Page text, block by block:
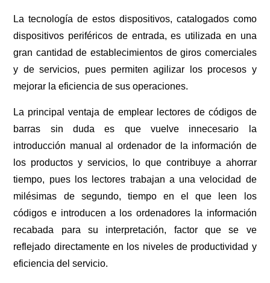
La tecnología de estos dispositivos, catalogados como
dispositivos periféricos de entrada, es utilizada en una
gran cantidad de establecimientos de giros comerciales
y de servicios, pues permiten agilizar los procesos y
mejorar la eficiencia de sus operaciones.
La principal ventaja de emplear lectores de códigos de
barras sin duda es que vuelve innecesario la
introducción manual al ordenador de la información de
los productos y servicios, lo que contribuye a ahorrar
tiempo, pues los lectores trabajan a una velocidad de
milésimas de segundo, tiempo en el que leen los
códigos e introducen a los ordenadores la información
recabada para su interpretación, factor que se ve
reflejado directamente en los niveles de productividad y
eficiencia del servicio.